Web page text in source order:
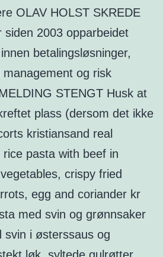
OLAV HOLST SKREDE
siden 2003 opparbeidet
betalingsløsninger,
og risk
STENGT Husk at
plass (dersom det ikke
kristiansand real
pasta with beef in
crispy fried
egg and coriander kr
med svin og grønnsaker
svin i østerssaus og